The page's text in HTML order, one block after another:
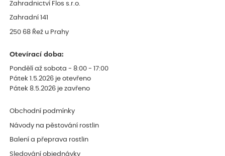
Zahradnictví Flos s.r.o.
Zahradní 141
250 68 Řež u Prahy
Otevírací doba:
Pondělí až sobota - 8:00 - 17:00
Pátek 1.5.2026 je otevřeno
Pátek 8.5.2026 je zavřeno
Obchodní podmínky
Návody na pěstování rostlin
Balení a přeprava rostlin
Sledování objednávky